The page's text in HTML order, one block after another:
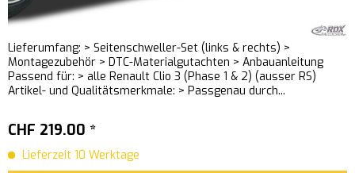
Lieferumfang: > Seitenschweller-Set (links & rechts) >
Montagezubehör > DTC-Materialgutachten > Anbauanleitung
Passend für: > alle Renault Clio 3 (Phase 1 & 2) (ausser RS)
Artikel- und Qualitätsmerkmale: > Passgenau durch...
CHF 219.00 *
Lieferzeit 10 Werktage